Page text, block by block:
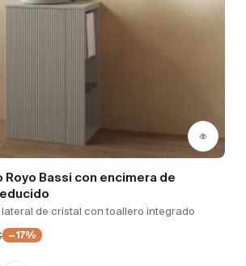
Royo Bassi con encimera de
lateral de cristal con toallero integrado
−17%